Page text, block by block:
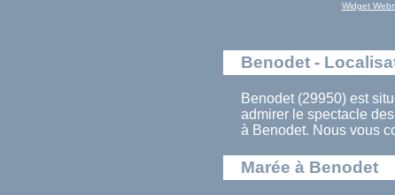
Widget
Benodet -
Benodet (29950) est
admirer le spectacle
à Benodet. Nous vous
Marée à Benodet